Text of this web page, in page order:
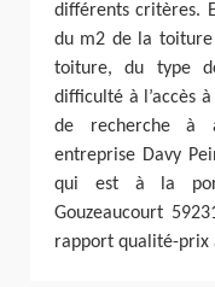
différents critères.
du m2 de la
toiture, du type
difficulté à l’accès
de recherche à
entreprise Davy
qui est à la
Gouzeaucourt
rapport qualité-prix